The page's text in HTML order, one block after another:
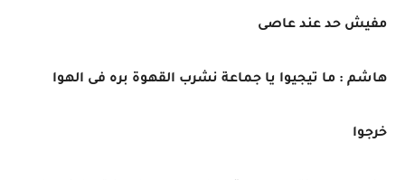
مفيش حد عند عاصى
هاشم : ما تيجيوا يا جماعة نشرب القهوة بره فى الهوا
خرجوا